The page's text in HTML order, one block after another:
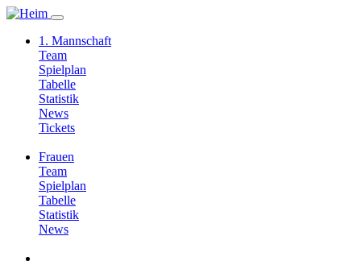
1. Mannschaft
Team
Spielplan
Tabelle
Statistik
News
Tickets
Frauen
Team
Spielplan
Tabelle
Statistik
News